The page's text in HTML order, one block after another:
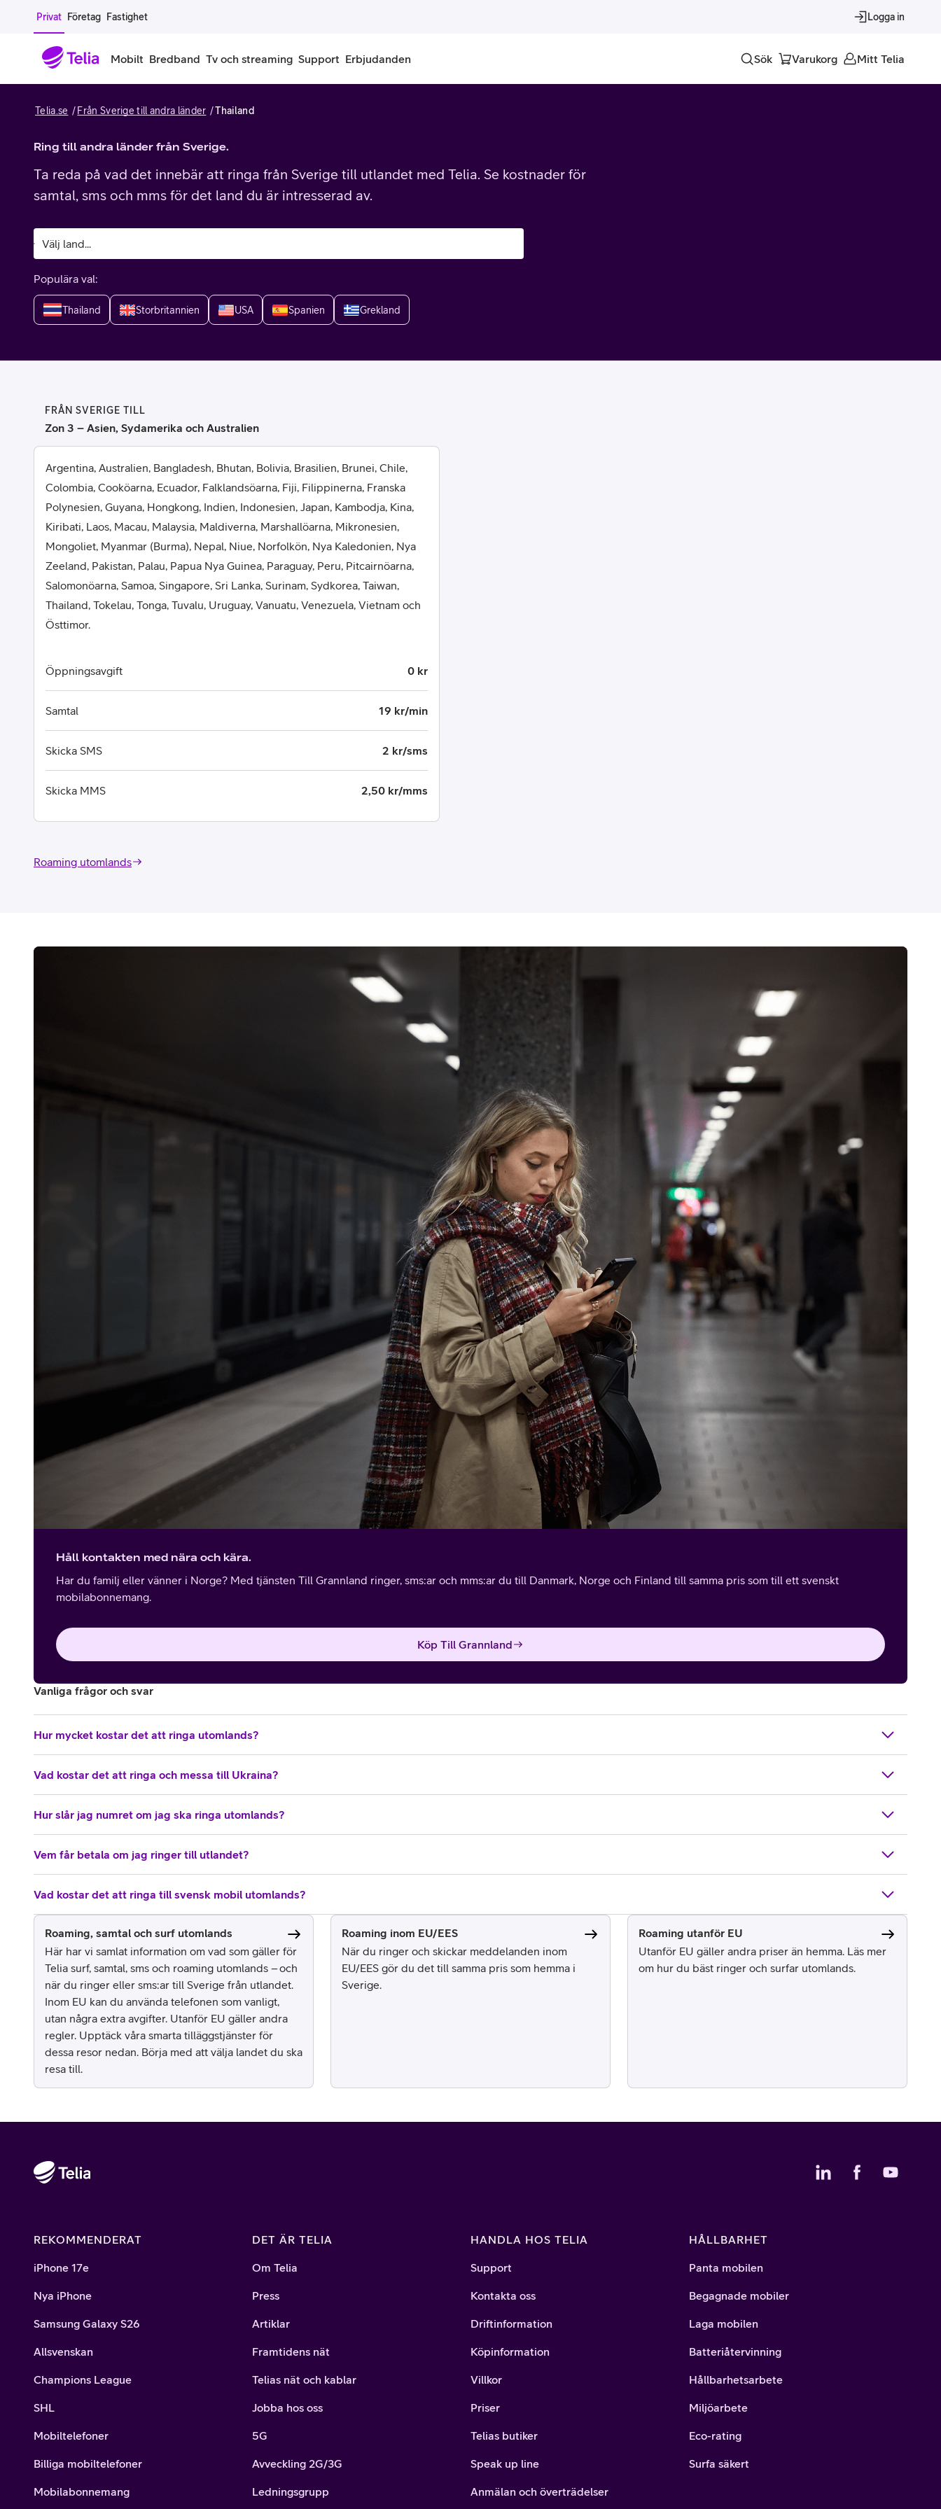
Gå till sidans innehåll
Privat Företag Fastighet Logga in
Mobilt
Mobiltelefoner
iPhone
Samsung Galaxy
Alla mobiltelefoner
Begagnade mobiltelefoner
Billiga mobiltelefoner
Hörlurar
Familjeabonnemang Ladda kontantkort
Apple Watch
Samsung Galaxy Watch
Alla smartwatches
4G/5G Surfplattor
Wifi Surfplattor
Tillbehör
Bredband Tv och streaming Support Erbjudanden Sök Varukorg Mitt Telia
Telia.se Från Sverige till andra länder Thailand
Ring till andra länder från Sverige.
Ta reda på vad det innebär att ringa från Sverige till utlandet med Telia. Se kostnader för
samtal, sms och mms för det land du är intresserad av.
Populära val:
Thailand Storbritannien USA Spanien Grekland
FRÅN SVERIGE TILL
Zon 3 – Asien, Sydamerika och Australien
Argentina, Australien, Bangladesh, Bhutan, Bolivia, Brasilien, Brunei, Chile,
Colombia, Cooköarna, Ecuador, Falklandsöarna, Fiji, Filippinerna, Franska
Polynesien, Guyana, Hongkong, Indien, Indonesien, Japan, Kambodja, Kina,
Kiribati, Laos, Macau, Malaysia, Maldiverna, Marshallöarna, Mikronesien,
Mongoliet, Myanmar (Burma), Nepal, Niue, Norfolkön, Nya Kaledonien, Nya
Zeeland, Pakistan, Palau, Papua Nya Guinea, Paraguay, Peru, Pitcairnöarna,
Salomonöarna, Samoa, Singapore, Sri Lanka, Surinam, Sydkorea, Taiwan,
Thailand, Tokelau, Tonga, Tuvalu, Uruguay, Vanuatu, Venezuela, Vietnam och
Östtimor.
Öppningsavgift 0 kr
Samtal 19 kr/min
Skicka SMS 2 kr/sms
Skicka MMS 2,50 kr/mms
Roaming utomlands
Håll kontakten med nära och kära.
Har du familj eller vänner i Norge? Med tjänsten Till Grannland ringer, sms:ar och mms:ar du till Danmark, Norge och Finland till samma pris som till ett svenskt
mobilabonnemang.
Köp Till Grannland
Vanliga frågor och svar
Hur mycket kostar det att ringa utomlands?
Vad kostar det att ringa och messa till Ukraina?
Hur slår jag numret om jag ska ringa utomlands?
Vem får betala om jag ringer till utlandet?
Vad kostar det att ringa till svensk mobil utomlands?
Roaming, samtal och surf utomlands
Här har vi samlat information om vad som gäller för
Telia surf, samtal, sms och roaming utomlands – och
när du ringer eller sms:ar till Sverige från utlandet.
Inom EU kan du använda telefonen som vanligt,
utan några extra avgifter. Utanför EU gäller andra
regler. Upptäck våra smarta tilläggstjänster för
dessa resor nedan. Börja med att välja landet du ska
resa till.
Roaming inom EU/EES
När du ringer och skickar meddelanden inom
EU/EES gör du det till samma pris som hemma i
Sverige.
Roaming utanför EU
Utanför EU gäller andra priser än hemma. Läs mer
om hur du bäst ringer och surfar utomlands.
REKOMMENDERAT
iPhone 17e
Nya iPhone
Samsung Galaxy S26
Allsvenskan
Champions League
SHL
Mobiltelefoner
Billiga mobiltelefoner
Mobilabonnemang
DET ÄR TELIA
Om Telia
Press
Artiklar
Framtidens nät
Telias nät och kablar
Jobba hos oss
5G
Avveckling 2G/3G
Ledningsgrupp
HANDLA HOS TELIA
Support
Kontakta oss
Driftinformation
Köpinformation
Villkor
Priser
Telias butiker
Speak up line
Anmälan och överträdelser
HÅLLBARHET
Panta mobilen
Begagnade mobiler
Laga mobilen
Batteriåtervinning
Hållbarhetsarbete
Miljöarbete
Eco-rating
Surfa säkert